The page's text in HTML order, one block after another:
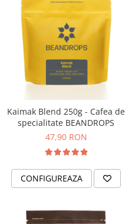
Kaimak Blend 250g - Cafea de
specialitate BEANDROPS
47,90 RON
CONFIGUREAZA